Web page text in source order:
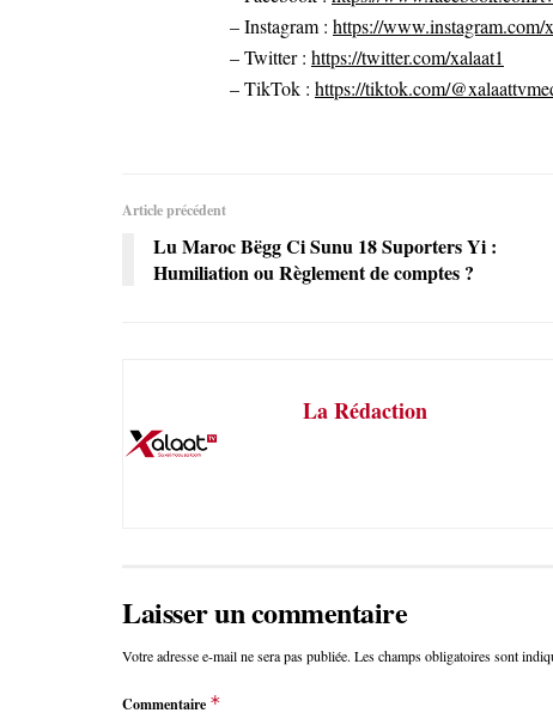
– Instagram : https://www.instagram.com/
– Twitter : https://twitter.com/xalaat1
– TikTok : https://tiktok.com/
Article précédent
Lu Maroc Bëgg Ci Sunu 18 Suporters Yi :
Humiliation ou Règlement de comptes ?
La Rédaction
Laisser un commentaire
Votre adresse e-mail ne sera pas publiée. Les champs obligatoires sont
Commentaire *